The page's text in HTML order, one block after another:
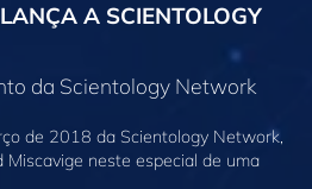
A SCIENTOLOGY
da Scientology Network
de 2018 da Scientology Network,
neste especial de uma